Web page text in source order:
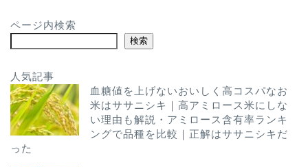
ページ内検索
検索
人気記事
血糖値を上げないおいしく高コスパなお
米はササニシキ｜高アミロース米にしな
い理由も解説・アミロース含有率ランキ
ングで品種を比較｜正解はササニシキだ
った